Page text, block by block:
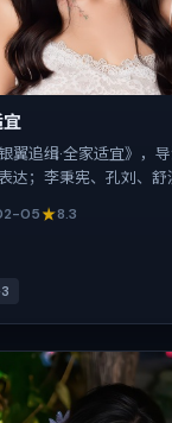
宜
翼追缉·全家适宜》，
达；李秉宪、孔刘、舒
事类型为传记，主拍摄
年2月5日（公映登记
，节奏张弛有度。
05 8.3
3